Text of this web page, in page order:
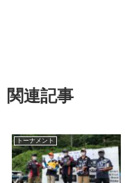
関連記事
トーナメント